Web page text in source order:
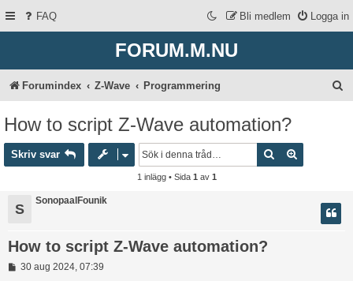
FAQ Logga in
Bli medlem
FORUM.M.NU
Forumindex Z-Wave Programmering
How to script Z-Wave automation?
Skriv svar Sök
1 inlägg • Sida 1 av 1
S
SonopaalFounik
How to script Z-Wave automation?
30 aug 2024, 07:39